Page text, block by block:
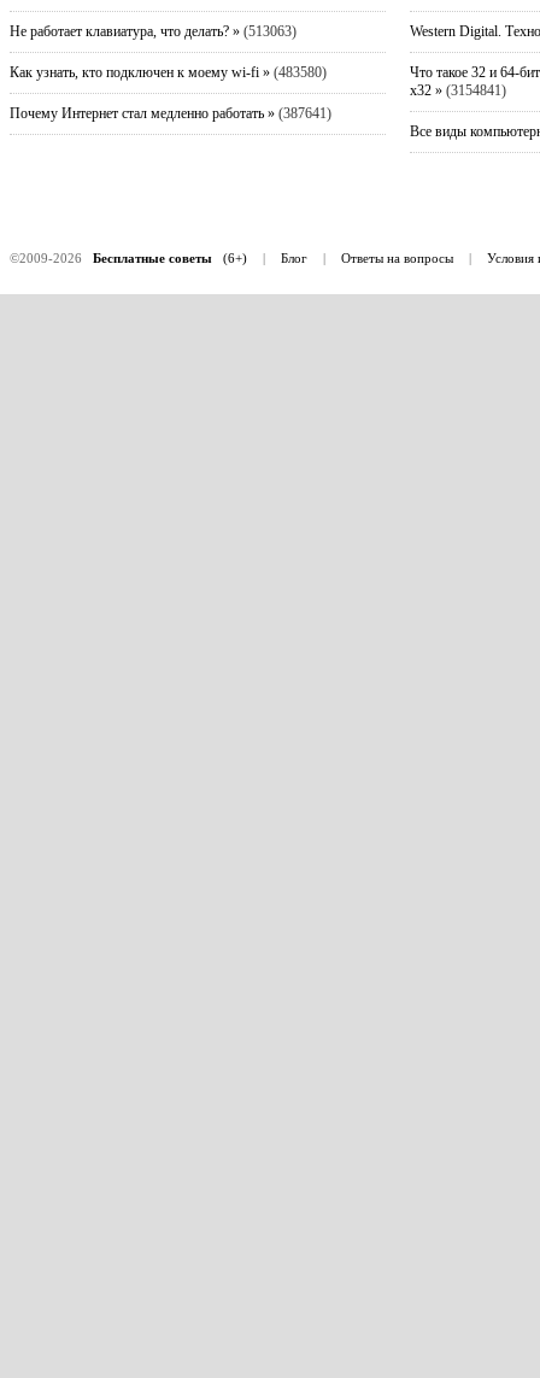
Не работает клавиатура, что делать? »(513063)
Как узнать, кто подключен к моему wi-fi »(483580)
Почему Интернет стал медленно работать »(387641)
Western Digital.
Что такое 32 и 64-
x32 »(3154841)
Все виды
©2009-2026 Бесплатные советы(6+) | Блог | Ответы на вопросы | Условия